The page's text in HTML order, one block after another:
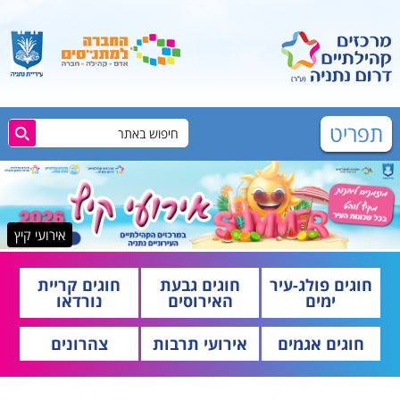
תפריט
אירועי קיץ
חוגים פולג-עיר
ימים
חוגים גבעת
האירוסים
חוגים קריית
נורדאו
חוגים אגמים
אירועי תרבות צהרונים